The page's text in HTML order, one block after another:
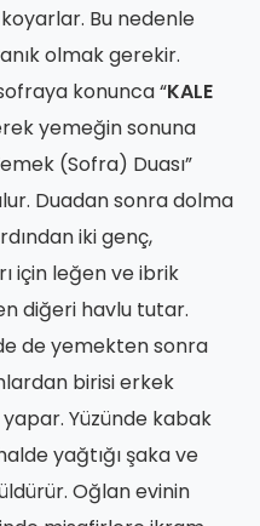
Bu nedenle
olmak gerekir.
konunca “KALE
yemeğin sonuna
(Sofra) Duası”
Duadan sonra dolma
iki genç,
için leğen ve ibrik
diğeri havlu tutar.
de yemekten sonra
birisi erkek
Yüzünde kabak
yağtığı şaka ve
Oğlan evinin